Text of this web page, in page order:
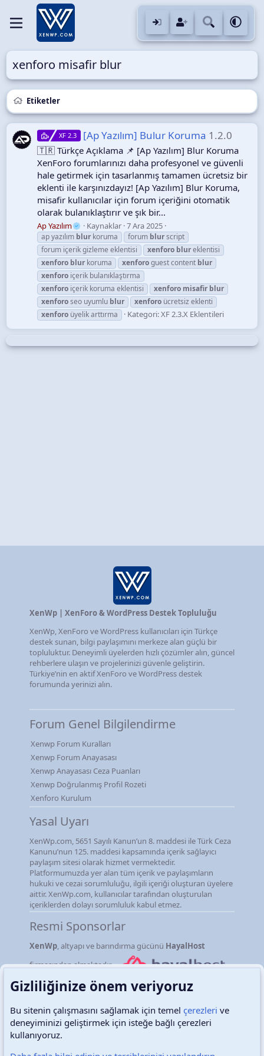
xenforo misafir blur
Etiketler
XF 2.3 [Ap Yazılım] Bulur Koruma 1.2.0
🇹🇷 Türkçe Açıklama 📌 [Ap Yazılım] Blur Koruma
XenForo forumlarınızı daha profesyonel ve güvenli
hale getirmek için tasarlanmış tamamen ücretsiz bir
eklenti ile karşınızdayız! [Ap Yazılım] Blur Koruma,
misafir kullanıcılar için forum içeriğini otomatik
olarak bulanıklaştırır ve şık bir...
Ap Yazılım Kaynaklar 7 Ara 2025
ap yazılım blur koruma forum blurscript
forum içerik gizleme eklentisi
xenforo blureklentisi
xenforo blur koruma xenforoguest content blur
xenforo içerik bulanıklaştırma
xenforo içerik koruma eklentisi xenforo misafir blur
xenforoseo uyumlu blur xenforo ücretsiz eklenti
xenforo üyelik arttırma Kategori:XF 2.3.X Eklentileri
XenWp | XenForo & WordPress Destek Topluluğu
XenWp, XenForo ve WordPress kullanıcıları için Türkçe
destek sunan, bilgi paylaşımını merkeze alan güçlü bir
topluluktur. Deneyimli üyelerden hızlı çözümler alın, güncel
rehberlere ulaşın ve projelerinizi güvenle geliştirin.
Türkiye’nin en aktif XenForo ve WordPress destek
forumunda yerinizi alın.
Forum Genel Bilgilendirme
Xenwp Forum Kuralları
Xenwp Forum Anayasası
Xenwp Anayasası Ceza Puanları
Xenwp Doğrulanmış Profil Rozeti
Xenforo Kurulum
Yasal Uyarı
XenWp.com, 5651 Sayılı Kanun’un 8. maddesi ile Türk Ceza
Kanunu’nun 125. maddesi kapsamında içerik sağlayıcı
paylaşım sitesi olarak hizmet vermektedir.
Platformumuzda yer alan tüm içerik ve paylaşımların
hukuki ve cezai sorumluluğu, ilgili içeriği oluşturan üyelere
aittir. XenWp.com, kullanıcılar tarafından oluşturulan
içeriklerden dolayı sorumluluk kabul etmez.
Resmi Sponsorlar
XenWp, altyapı ve barındırma gücünü HayalHost
firmasından almaktadır.
Türkçe (TR) Çerezler
Gizliliğinize önem veriyoruz
Bu sitenin çalışmasını sağlamak için temel çerezleri ve
deneyiminizi geliştirmek için isteğe bağlı çerezleri
kullanıyoruz.